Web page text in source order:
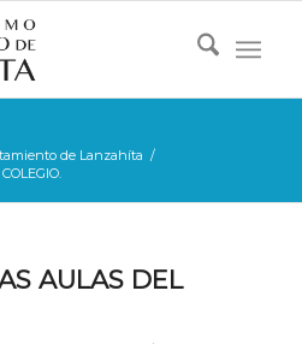
de Lanzahíta /
AULAS DEL